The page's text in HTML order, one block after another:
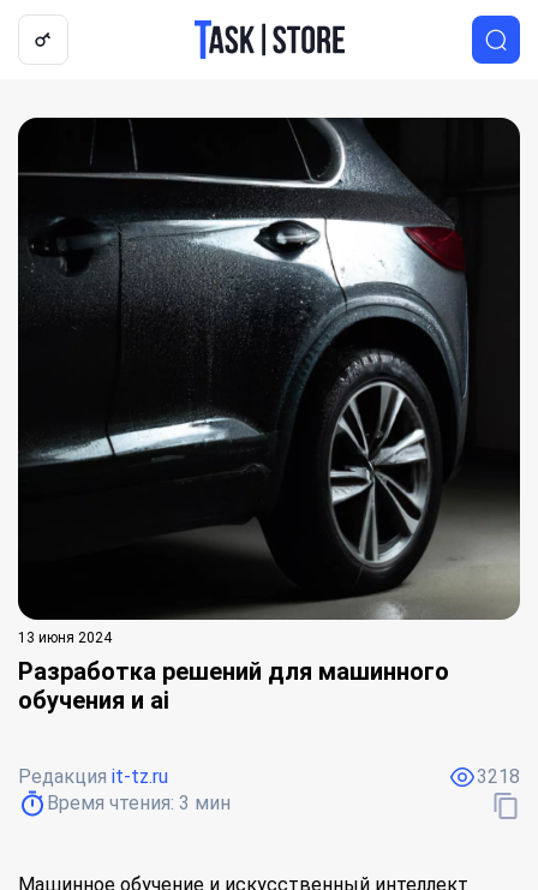
Логотип
13 июня 2024
Разработка решений для машинного
обучения и ai
Редакция it-tz.ru
Время чтения: 3 мин
3218
Машинное обучение и искусственный интеллект